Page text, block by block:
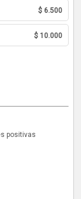
$ 6.500
$ 10.000
positivas